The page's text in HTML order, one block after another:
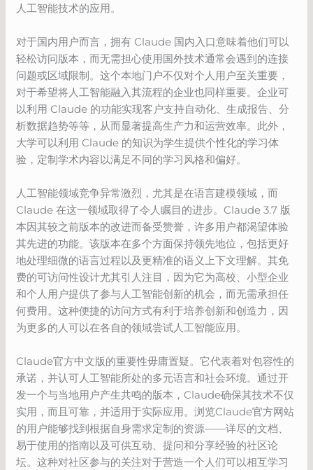
人工智能技术的应用。
对于国内用户而言，拥有 Claude 国内入口意味着他们可以
轻松访问版本，而无需担心使用国外技术通常会遇到的连接
问题或区域限制。这个本地门户不仅对个人用户至关重要，
对于希望将人工智能融入其流程的企业也同样重要。企业可
以利用 Claude 的功能实现客户支持自动化、生成报告、分
析数据趋势等等，从而显著提高生产力和运营效率。此外，
大学可以利用 Claude 的知识为学生提供个性化的学习体
验，定制学术内容以满足不同的学习风格和偏好。
人工智能领域竞争异常激烈，尤其是在语言建模领域，而
Claude 在这一领域取得了令人瞩目的进步。Claude 3.7 版
本因其较之前版本的改进而备受赞誉，许多用户都渴望体验
其先进的功能。该版本在多个方面保持领先地位，包括更好
地处理细微的语言过程以及更精准的语义上下文理解。其免
费的可访问性设计尤其引人注目，因为它为高校、小型企业
和个人用户提供了参与人工智能创新的机会，而无需承担任
何费用。这种便捷的访问方式有利于培养创新和创造力，因
为更多的人可以在各自的领域尝试人工智能应用。
Claude官方中文版的重要性毋庸置疑。它代表着对包容性的
承诺，并认可人工智能所处的多元语言和社会环境。通过开
发一个与当地用户产生共鸣的版本，Claude确保其技术不仅
实用，而且可靠，并适用于实际应用。浏览Claude官方网站
的用户能够找到根据自身需求定制的资源——详尽的文档、
易于使用的指南以及可供互动、提问和分享经验的社区论
坛。这种对社区参与的关注对于营造一个人们可以相互学习